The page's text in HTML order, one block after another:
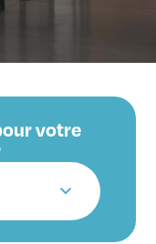
votre